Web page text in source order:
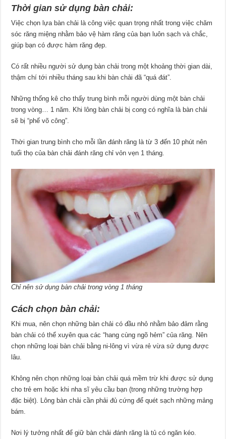
Thời gian sử dụng bàn chải:
Việc chọn lựa bàn chải là công việc quan trọng nhất trong việc chăm
sóc răng miệng nhằm bảo vệ hàm răng của bạn luôn sạch và chắc,
giúp bạn có được hàm răng đẹp.
Có rất nhiều người sử dụng bàn chải trong một khoảng thời gian dài,
thậm chí tới nhiều tháng sau khi bàn chải đã “quá đát”.
Những thống kê cho thấy trung bình mỗi người dùng một bàn chải
trong vòng… 1 năm. Khi lông bàn chải bị cong có nghĩa là bàn chải
sẽ bị “phế võ công”.
Thời gian trung bình cho mỗi lần đánh răng là từ 3 đến 10 phút nên
tuổi thọ của bàn chải đánh răng chỉ vỏn vẹn 1 tháng.
Chỉ nên sử dụng bàn chải trong vòng 1 tháng
Cách chọn bàn chải:
Khi mua, nên chọn những bàn chải có đầu nhỏ nhằm bảo đảm rằng
bàn chải có thể xuyên qua các “hang cùng ngõ hẻm” của răng. Nên
chọn những loại bàn chải bằng ni-lông vì vừa rẻ vừa sử dụng được
lâu.
Không nên chọn những loại bàn chải quá mềm trừ khi được sử dụng
cho trẻ em hoặc khi nha sĩ yêu cầu bạn (trong những trường hợp
đặc biệt). Lông bàn chải cần phải đủ cứng để quét sạch những mảng
bám.
Nơi lý tưởng nhất để giữ bàn chải đánh răng là tủ có ngăn kéo.